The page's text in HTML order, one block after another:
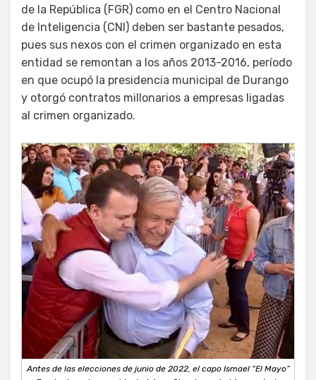
de la República (FGR) como en el Centro Nacional
de Inteligencia (CNI) deben ser bastante pesados,
pues sus nexos con el crimen organizado en esta
entidad se remontan a los años 2013-2016, período
en que ocupó la presidencia municipal de Durango
y otorgó contratos millonarios a empresas ligadas
al crimen organizado.
Antes de las elecciones de junio de 2022, el capo Ismael “El Mayo”